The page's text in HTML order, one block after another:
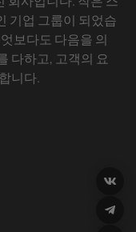
기업 그룹이 되었습
보다도 다음을 의
다하고, 고객의 요
니다.